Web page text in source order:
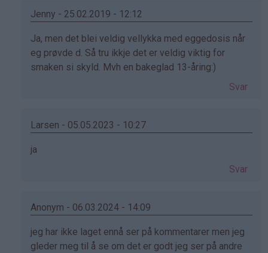
Jenny - 25.02.2019 - 12:12
Som
svar
på
bekreftet)
Ja, men det blei veldig vellykka med eggedosis når
eg prøvde d. Så tru ikkje det er veldig viktig for
smaken si skyld. Mvh en bakeglad 13-åring:)
Svar
Larsen - 05.05.2023 - 10:27
Som
Helene
bekreftet)
ja
Svar
Anonym - 06.03.2024 - 14:09
Som
svar
jeg har ikke laget ennå ser på kommentarer men jeg
gleder meg til å se om det er godt jeg ser på andre